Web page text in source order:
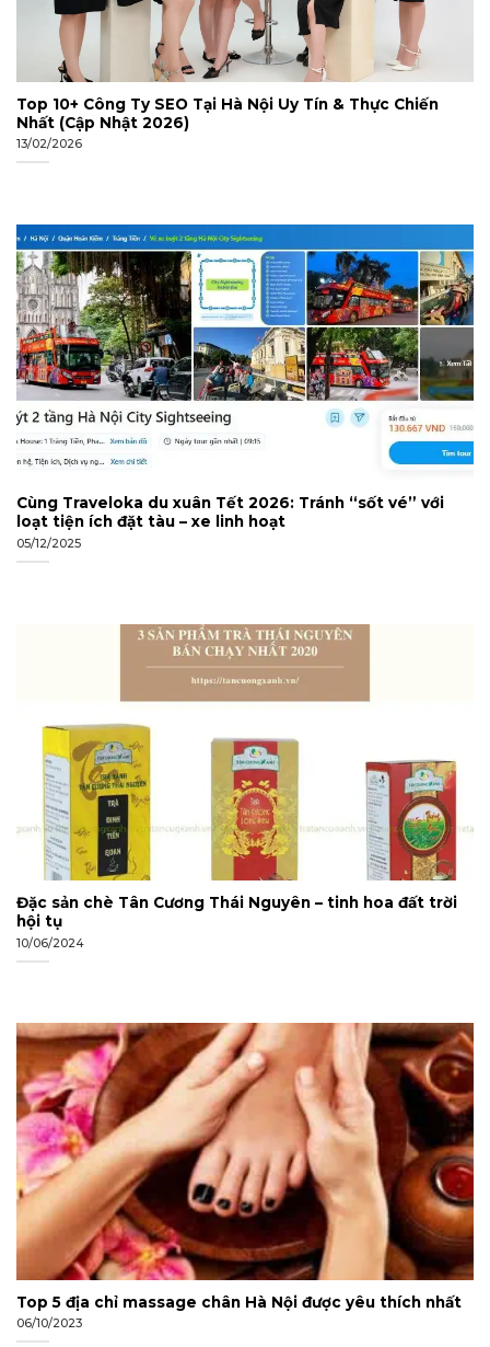
Top 10+ Công Ty SEO Tại Hà Nội Uy Tín & Thực Chiến
Nhất (Cập Nhật 2026)
13/02/2026
Cùng Traveloka du xuân Tết 2026: Tránh “sốt vé” với
loạt tiện ích đặt tàu – xe linh hoạt
05/12/2025
Đặc sản chè Tân Cương Thái Nguyên – tinh hoa đất trời
hội tụ
10/06/2024
Top 5 địa chỉ massage chân Hà Nội được yêu thích nhất
06/10/2023